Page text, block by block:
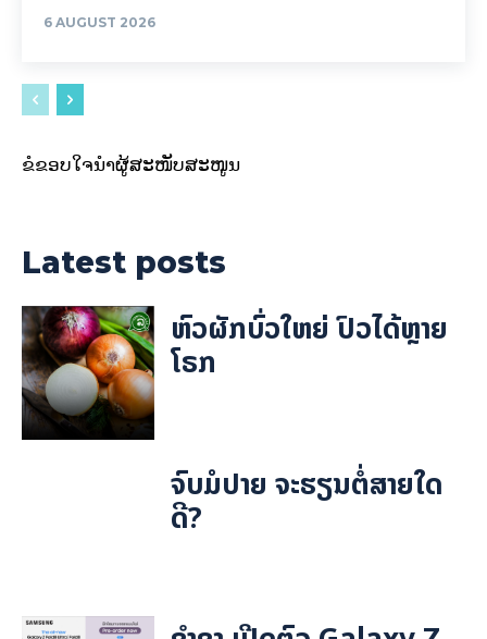
6 AUGUST 2026
ຂໍຂອບໃຈນຳຜູ້ສະໜັບສະໜູນ
Latest posts
ຫົວຜັກບົ່ວໃຫຍ່ ປົວໄດ້ຫຼາຍ
ໂຣກ
ຈົບມໍປາຍ ຈະຮຽນຕໍ່ສາຍໃດ
ດີ?